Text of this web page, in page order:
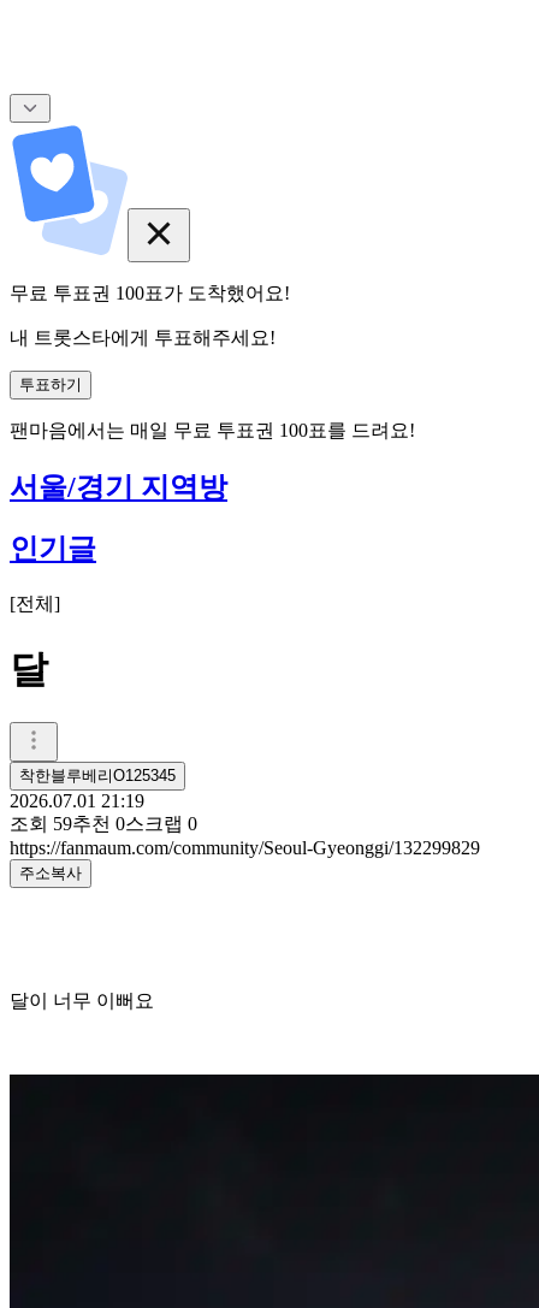
무료 투표권 100표가 도착했어요!
내 트롯스타에게 투표해주세요!
투표하기
팬마음에서는 매일 무료 투표권 100표를 드려요!
서울/경기 지역방
인기글
[전체 ]
달
착한블루베리O125345
2026.07.01 21:19
조회 59추천 0스크랩 0
https://fanmaum.com/community/Seoul-Gyeonggi/132299829
주소복사
달이 너무 이뻐요